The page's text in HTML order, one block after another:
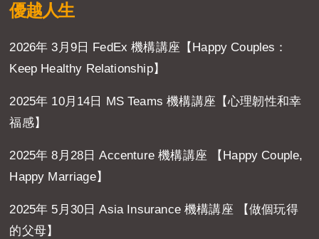
優越人生
2026年 3月9日 FedEx 機構講座【Happy Couples：
Keep Healthy Relationship】
2025年 10月14日 MS Teams 機構講座【心理韌性和幸
福感】
2025年 8月28日 Accenture 機構講座 【Happy Couple,
Happy Marriage】
2025年 5月30日 Asia Insurance 機構講座 【做個玩得
的父母】